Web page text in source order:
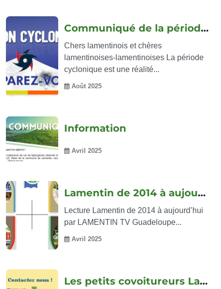
articles rubrique Communiqué de la période cyclonique
Chers lamentinois et chères
lamentinoises-lamentinoises La période
cyclonique est une réalité...
Août 2025
Information
Avril 2025
Lamentin de 2014 à aujourd’hui
Lecture Lamentin de 2014 à aujourd’hui
par LAMENTIN TV Guadeloupe...
Avril 2025
Les petits covoitureurs Lamentinois